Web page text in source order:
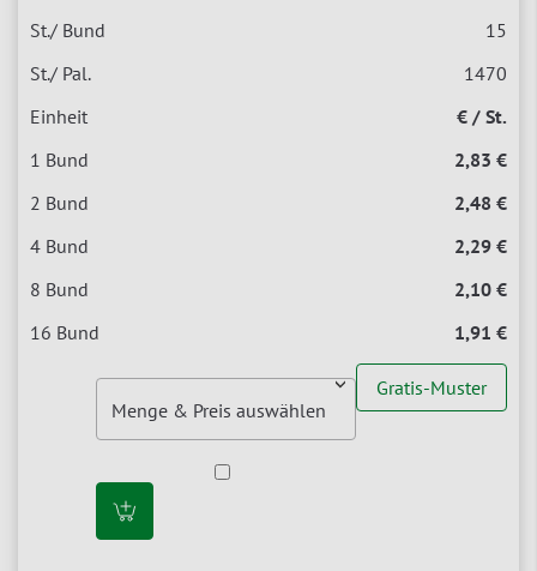
15
1470
€ / St.
2,83 €
2,48 €
2,29 €
2,10 €
1,91 €
Gratis-Muster